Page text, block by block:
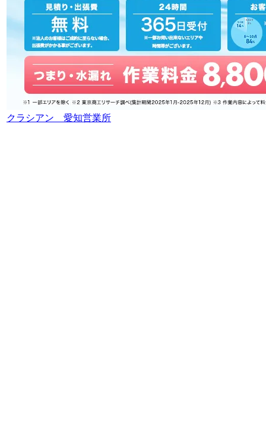
クラシアン 愛知営業所